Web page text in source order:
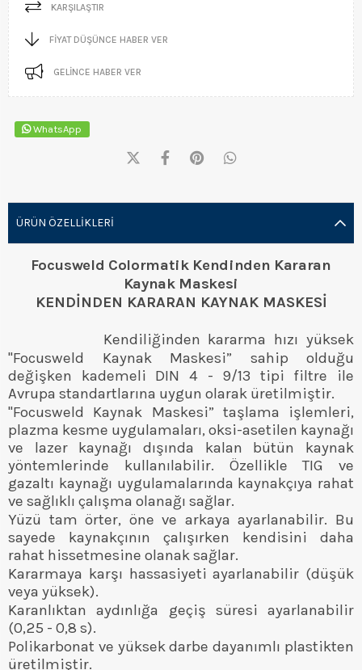
KARŞILAŞTIR
FIYAT DÜŞÜNCE HABER VER
GELINCE HABER VER
WhatsApp
ÜRÜN ÖZELLIKLERI
Focusweld Colormatik Kendinden Kararan
Kaynak Maskesi
KENDİNDEN KARARAN KAYNAK MASKESİ
Kendiliğinden kararma hızı yüksek
"Focusweld Kaynak Maskesi” sahip olduğu
değişken kademeli DIN 4 - 9/13 tipi filtre ile
Avrupa standartlarına uygun olarak üretilmiştir.
"Focusweld Kaynak Maskesi” taşlama işlemleri,
plazma kesme uygulamaları, oksi-asetilen kaynağı
ve lazer kaynağı dışında kalan bütün kaynak
yöntemlerinde kullanılabilir. Özellikle TIG ve
gazaltı kaynağı uygulamalarında kaynakçıya rahat
ve sağlıklı çalışma olanağı sağlar.
Yüzü tam örter, öne ve arkaya ayarlanabilir. Bu
sayede kaynakçının çalışırken kendisini daha
rahat hissetmesine olanak sağlar.
Kararmaya karşı hassasiyeti ayarlanabilir (düşük
veya yüksek).
Karanlıktan aydınlığa geçiş süresi ayarlanabilir
(0,25 - 0,8 s).
Polikarbonat ve yüksek darbe dayanımlı plastikten
üretilmiştir.